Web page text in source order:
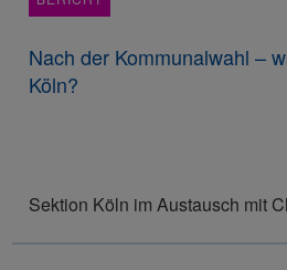
Nach der Kommunalwahl –
Köln?
Sektion Köln im Austausch mit